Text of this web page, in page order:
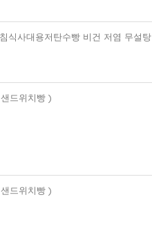
식사대용저탄수빵 비건 저염 무설탕
드위치빵 )
드위치빵 )